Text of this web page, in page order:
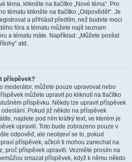
téma, klikněte na tlačítko „Nové téma“. Pro
tématu klikněte na tlačítko „Odpovědět“. Je
a přihlásit předtím, než budete moci
fóra a tématu můžete najít seznam
a tématu máte. Například: „Můžete posílat
atd.
příspěvek?
moderátor, můžete pouze upravovat nebo
můžete upravit po kliknutí na tlačítko
příspěvku. Někdy lze upravit příspěvek
Pokud již někdo na příspěvek
najdete pod ním krátký text, ve kterém je
upravili. Toto bude zobrazeno pouze v
odpověď, ale neobjeví se to, pokud
příspěvek, ačkoli ti mohou zanechat na
proč příspěvek upravili. Vezměte prosím na
smazat příspěvek, když k němu někdo